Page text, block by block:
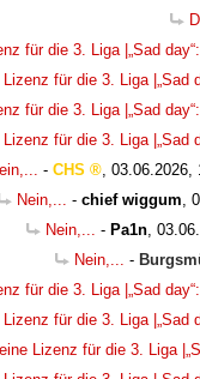
für die 3. Liga |„Sad
Lizenz für die 3. Liga |„Sad
für die 3. Liga |„Sad
Lizenz für die 3. Liga |„Sad
- CHS
03.06.2026,
Nein,...
- chief wiggum
Nein,...
- Pa1n
Nein,...
-
für die 3. Liga |„Sad
Lizenz für die 3. Liga |„Sad
Lizenz für die 3. Liga